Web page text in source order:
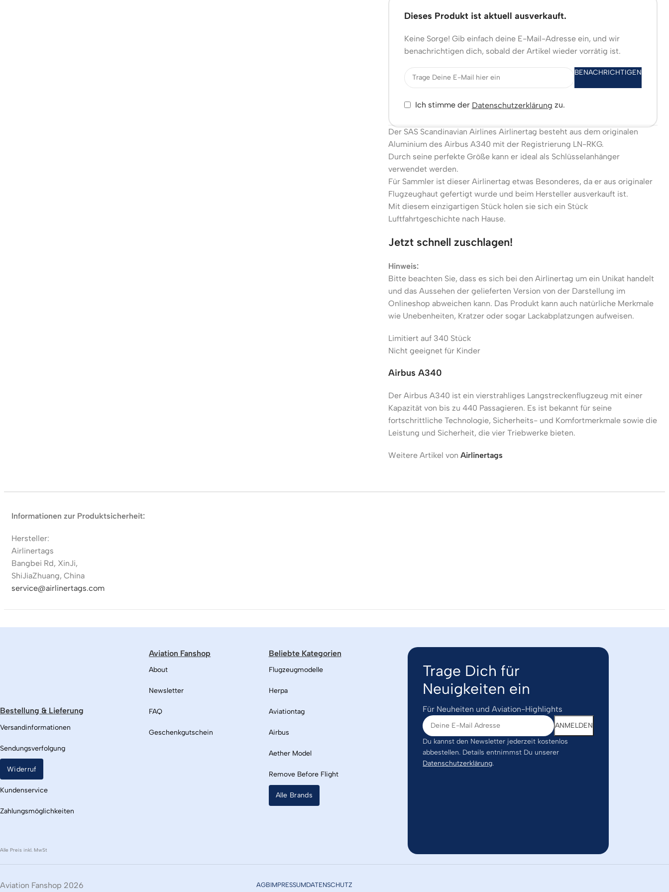
Dieses Produkt ist aktuell ausverkauft.
Keine Sorge! Gib einfach deine E-Mail-Adresse ein, und wir
benachrichtigen dich, sobald der Artikel wieder vorrätig ist.
BENACHRICHTIGEN
Ich stimme der Datenschutzerklärung zu.
Der SAS Scandinavian Airlines Airlinertag besteht aus dem originalen
Aluminium des Airbus A340 mit der Registrierung LN-RKG.
Durch seine perfekte Größe kann er ideal als Schlüsselanhänger
verwendet werden.
Für Sammler ist dieser Airlinertag etwas Besonderes, da er aus originaler
Flugzeughaut gefertigt wurde und beim Hersteller ausverkauft ist.
Mit diesem einzigartigen Stück holen sie sich ein Stück
Luftfahrtgeschichte nach Hause.
Jetzt schnell zuschlagen!
Hinweis:
Bitte beachten Sie, dass es sich bei den Airlinertag um ein Unikat handelt
und das Aussehen der gelieferten Version von der Darstellung im
Onlineshop abweichen kann. Das Produkt kann auch natürliche Merkmale
wie Unebenheiten, Kratzer oder sogar Lackabplatzungen aufweisen.
Limitiert auf 340 Stück
Nicht geeignet für Kinder
Airbus A340
Der Airbus A340 ist ein vierstrahliges Langstreckenflugzeug mit einer
Kapazität von bis zu 440 Passagieren. Es ist bekannt für seine
fortschrittliche Technologie, Sicherheits- und Komfortmerkmale sowie die
Leistung und Sicherheit, die vier Triebwerke bieten.
Weitere Artikel von Airlinertags
Informationen zur Produktsicherheit:
Hersteller:
Airlinertags
Bangbei Rd, XinJi,
ShiJiaZhuang, China
service@airlinertags.com
Bestellung & Lieferung
Versandinformationen
Sendungsverfolgung
Widerruf
Kundenservice
Zahlungsmöglichkeiten
Alle Preis inkl. MwSt
Aviation Fanshop
About
Newsletter
FAQ
Geschenkgutschein
Beliebte Kategorien
Flugzeugmodelle
Herpa
Aviationtag
Airbus
Aether Model
Remove Before Flight
Alle Brands
Trage Dich für
Neuigkeiten ein
Für Neuheiten und Aviation-Highlights
Du kannst den Newsletter jederzeit kostenlos
abbestellen. Details entnimmst Du unserer
Datenschutzerklärung.
Aviation Fanshop 2026 AGBIMPRESSUMDATENSCHUTZ